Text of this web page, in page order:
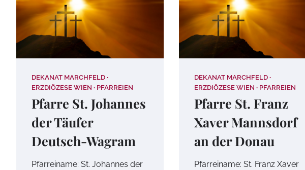
DEKANAT MARCHFELD
ERZDIÖZESE WIEN
PFARREIEN
Pfarre St. Johannes
der Täufer
Deutsch-Wagram
Pfarreiname: St. Johannes der
DEKANAT MARCHFELD
ERZDIÖZESE WIEN
PFARREIEN
Pfarre St. Franz
Xaver Mannsdorf
an der Donau
Pfarreiname: St. Franz Xaver